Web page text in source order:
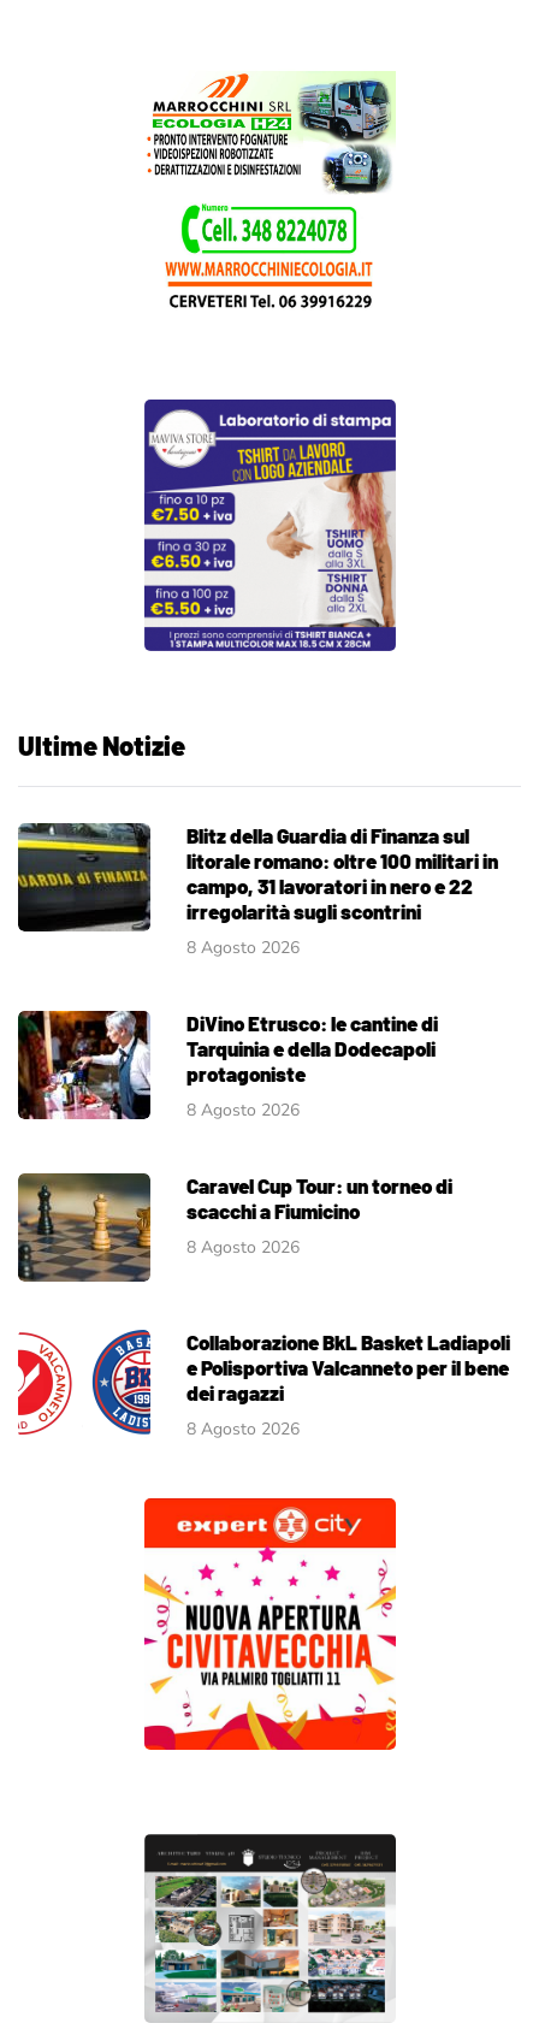
Ultime Notizie
Blitz della Guardia di Finanza sul
litorale romano: oltre 100 militari in
campo, 31 lavoratori in nero e 22
irregolarità sugli scontrini
8 Agosto 2026
DiVino Etrusco: le cantine di
Tarquinia e della Dodecapoli
protagoniste
8 Agosto 2026
Caravel Cup Tour: un torneo di
scacchi a Fiumicino
8 Agosto 2026
Collaborazione BkL Basket Ladiapoli
e Polisportiva Valcanneto per il bene
dei ragazzi
8 Agosto 2026